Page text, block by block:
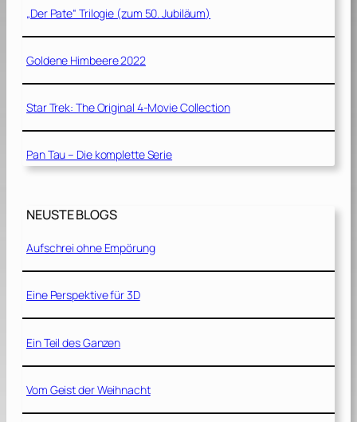
„Der Pate“ Trilogie (zum 50. Jubiläum)
Goldene Himbeere 2022
Star Trek: The Original 4-Movie Collection
Pan Tau – Die komplette Serie
NEUSTE BLOGS
Aufschrei ohne Empörung
Eine Perspektive für 3D
Ein Teil des Ganzen
Vom Geist der Weihnacht